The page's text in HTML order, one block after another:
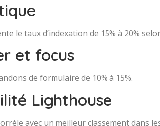
le taux d’indexation de 15% à 20%
et focus
de formulaire de 10% à 15%.
Lighthouse
avec un meilleur classement dans les